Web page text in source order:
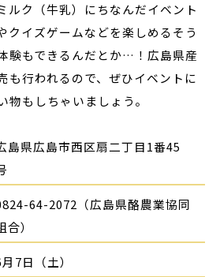
ルク（牛乳）にちなんだイベント
クイズゲームなどを楽しめるそう
験もできるんだとか…！広島県産
も行われるので、ぜひイベントに
もしちゃいましょう。
島県広島市西区扇二丁目1番45
64-2072（広島県酪農業協同
合）
7日（土）